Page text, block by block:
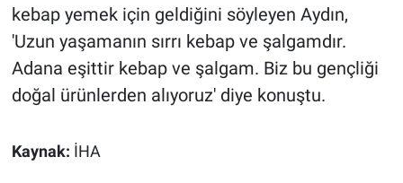
kebap yemek için geldiğini söyleyen Aydın,
'Uzun yaşamanın sırrı kebap ve şalgamdır.
Adana eşittir kebap ve şalgam. Biz bu gençliği
doğal ürünlerden alıyoruz' diye konuştu.
Kaynak: İHA